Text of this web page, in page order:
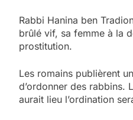
Rabbi Hanina ben
brûlé vif, sa femme à la
prostitution.
Les romains publièrent
d’ordonner des rabbins.
aurait lieu l’ordination